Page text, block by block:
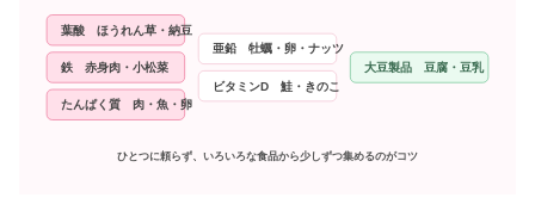
葉酸 ほうれん草・納豆
鉄 赤身肉・小松菜
たんぱく質 肉・魚・卵
亜鉛 牡蠣・卵・ナッツ
ビタミンD 鮭・きのこ
大豆製品 豆腐・豆乳
ひとつに頼らず、いろいろな食品から少しずつ集めるのがコツ